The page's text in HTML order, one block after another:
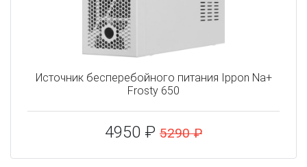
Источник бесперебойного питания Ippon Na+
Frosty 650
4950 ₽ 5290 ₽